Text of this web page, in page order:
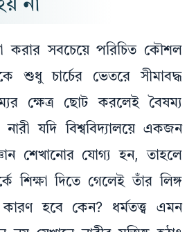
না
করার সবচেয়ে পরিচিত কৌশল
শুধু চার্চের ভেতরে সীমাবদ্ধ
ক্ষেত্র ছোট করলেই বৈষম্য
যদি বিশ্ববিদ্যালয়ে একজন
শেখানোর যোগ্য হন, তাহলে
শিক্ষা দিতে গেলেই তাঁর লিঙ্গ
হবে কেন? ধর্মতত্ত্ব এমন